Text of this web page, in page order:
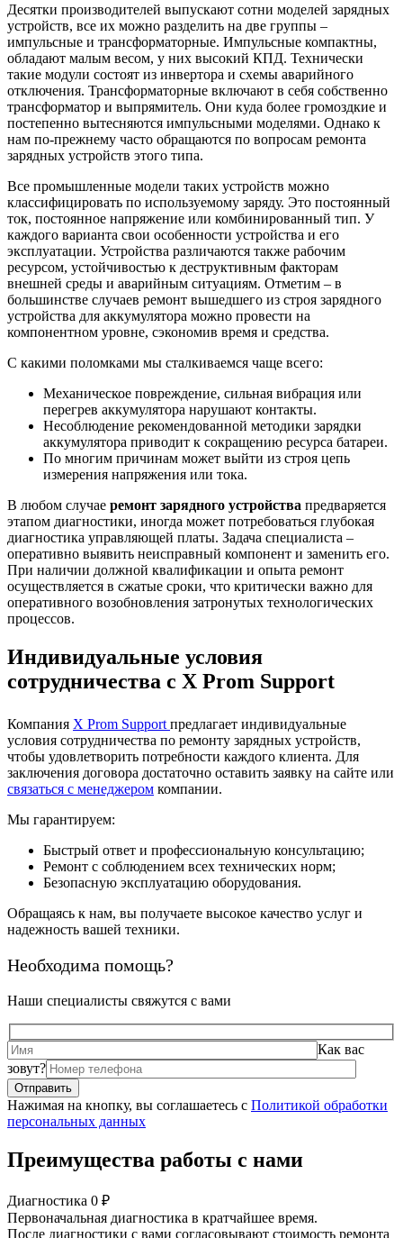
Десятки производителей выпускают сотни моделей зарядных
устройств, все их можно разделить на две группы –
импульсные и трансформаторные. Импульсные компактны,
обладают малым весом, у них высокий КПД. Технически
такие модули состоят из инвертора и схемы аварийного
отключения. Трансформаторные включают в себя собственно
трансформатор и выпрямитель. Они куда более громоздкие и
постепенно вытесняются импульсными моделями. Однако к
нам по-прежнему часто обращаются по вопросам ремонта
зарядных устройств этого типа.
Все промышленные модели таких устройств можно
классифицировать по используемому заряду. Это постоянный
ток, постоянное напряжение или комбинированный тип. У
каждого варианта свои особенности устройства и его
эксплуатации. Устройства различаются также рабочим
ресурсом, устойчивостью к деструктивным факторам
внешней среды и аварийным ситуациям. Отметим – в
большинстве случаев ремонт вышедшего из строя зарядного
устройства для аккумулятора можно провести на
компонентном уровне, сэкономив время и средства.
С какими поломками мы сталкиваемся чаще всего:
Механическое повреждение, сильная вибрация или
перегрев аккумулятора нарушают контакты.
Несоблюдение рекомендованной методики зарядки
аккумулятора приводит к сокращению ресурса батареи.
По многим причинам может выйти из строя цепь
измерения напряжения или тока.
В любом случае ремонт зарядного устройства предваряется
этапом диагностики, иногда может потребоваться глубокая
диагностика управляющей платы. Задача специалиста –
оперативно выявить неисправный компонент и заменить его.
При наличии должной квалификации и опыта ремонт
осуществляется в сжатые сроки, что критически важно для
оперативного возобновления затронутых технологических
процессов.
Индивидуальные условия
сотрудничества с X Prom Support
Компания X Prom Support предлагает индивидуальные
условия сотрудничества по ремонту зарядных устройств,
чтобы удовлетворить потребности каждого клиента. Для
заключения договора достаточно оставить заявку на сайте или
связаться с менеджером компании.
Мы гарантируем:
Быстрый ответ и профессиональную консультацию;
Ремонт с соблюдением всех технических норм;
Безопасную эксплуатацию оборудования.
Обращаясь к нам, вы получаете высокое качество услуг и
надежность вашей техники.
Необходима помощь?
Наши специалисты свяжутся с вами
Как вас
зовут?
Нажимая на кнопку, вы соглашаетесь с Политикой обработки
персональных данных
Преимущества работы с нами
Диагностика 0 ₽
Первоначальная диагностика в кратчайшее время.
После диагностики с вами согласовывают стоимость ремонта